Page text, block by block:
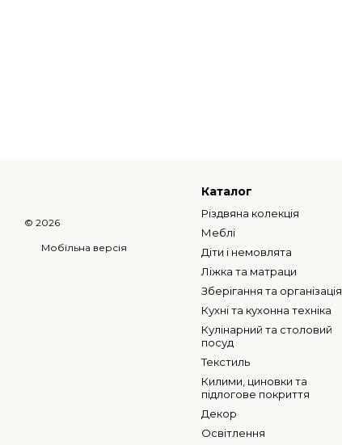
© 2026
Мобільна версія
Каталог
Різдвяна колекція
Меблі
Діти і немовлята
Ліжка та матраци
Зберігання та організація
Кухні та кухонна техніка
Кулінарний та столовий
посуд
Текстиль
Килими, циновки та
підлогове покриття
Декор
Освітлення